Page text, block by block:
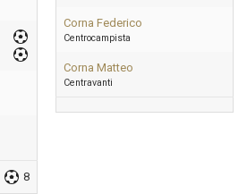
8
Corna Federico
Centrocampista
Corna Matteo
Centravanti